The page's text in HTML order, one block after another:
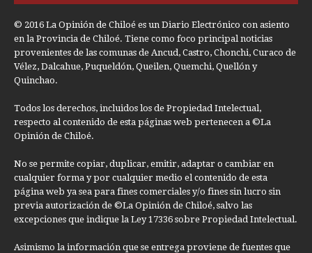
© 2016 La Opinión de Chiloé es un Diario Electrónico con asiento
en la Provincia de Chiloé. Tiene como foco principal noticias
provenientes de las comunas de Ancud, Castro, Chonchi, Curaco de
Vélez, Dalcahue, Puqueldón, Queilen, Quemchi, Quellón y
Quinchao.
Todos los derechos, incluidos los de Propiedad Intelectual,
respecto al contenido de esta páginas web pertenecen a ©La
Opinión de Chiloé.
No se permite copiar, duplicar, emitir, adaptar o cambiar en
cualquier forma y por cualquier medio el contenido de esta
página web ya sea para fines comerciales y/o fines sin lucro sin
previa autorización de ©La Opinión de Chiloé, salvo las
excepciones que indique la Ley 17336 sobre Propiedad Intelectual.
Asimismo la información que se entrega proviene de fuentes que